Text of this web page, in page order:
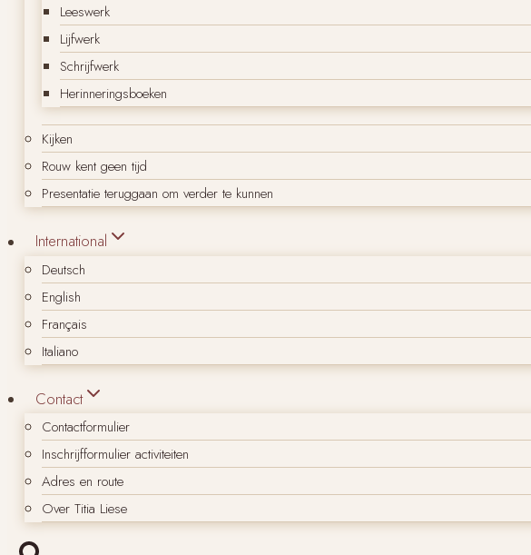
Leeswerk
Lijfwerk
Schrijfwerk
Herinneringsboeken
Kijken
Rouw kent geen tijd
Presentatie teruggaan om verder te kunnen
International
Deutsch
English
Français
Italiano
Contact
Contactformulier
Inschrijfformulier activiteiten
Adres en route
Over Titia Liese